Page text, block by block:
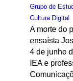
Grupo de
Cultura Digital
A morte do
ensaísta
4 de junho
IEA e